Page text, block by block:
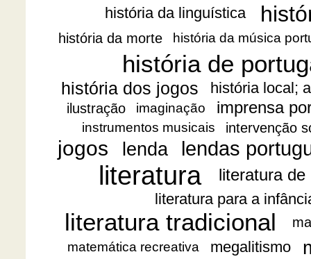
história da linguística
história da morte história da música
história de
história dos jogos história local;
ilustração imaginação imprensa
instrumentos musicais intervenção
jogos lenda lendas
literatura literatura
literatura para a
literatura tradicional
matemática recreativa megalitismo